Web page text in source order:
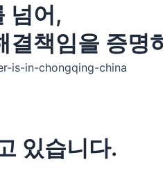
넘어,
책임을 증명
있습니다.